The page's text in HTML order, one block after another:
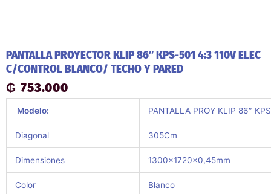
PANTALLA PROYECTOR KLIP 86″ KPS-501 4:3 110V ELEC
C/CONTROL BLANCO/ TECHO Y PARED
₲ 753.000
 Modelo: PANTALLA PROY KLIP 86″
Diagonal 305Cm
Dimensiones 1300x1720x0,45mm
Color Blanco